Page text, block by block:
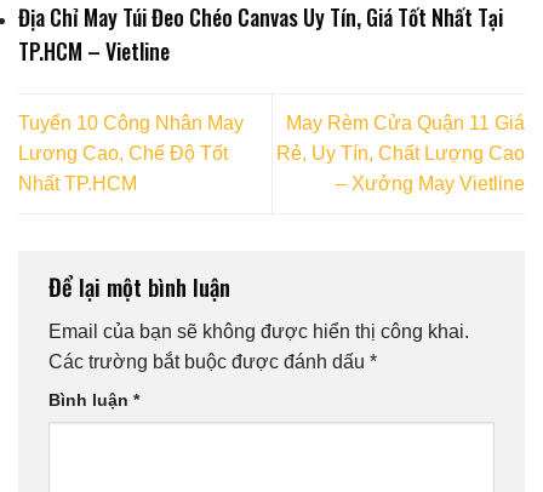
Địa Chỉ May Túi Đeo Chéo Canvas Uy Tín, Giá Tốt Nhất Tại
TP.HCM – Vietline
Tuyển 10 Công Nhân May
Lương Cao, Chế Độ Tốt
Nhất TP.HCM
May Rèm Cửa Quận 11 Giá
Rẻ, Uy Tín, Chất Lượng Cao
– Xưởng May Vietline
Để lại một bình luận
Email của bạn sẽ không được hiển thị công khai.
Các trường bắt buộc được đánh dấu *
Bình luận *